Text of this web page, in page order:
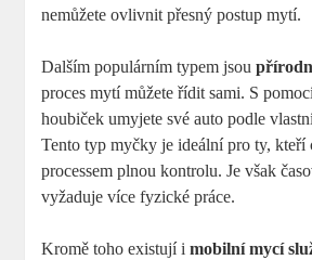
nemůžete ovlivnit přesný postup mytí.
Dalším populárním typem jsou
proces mytí můžete řídit sami. S
houbiček umyjete své auto podle
Tento typ myčky je ideální pro ty, kteří
processem plnou kontrolu. Je však
vyžaduje více fyzické práce.
Kromě toho existují imobilní mycí